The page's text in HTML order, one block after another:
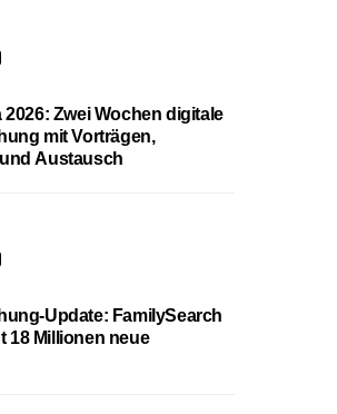
2026: Zwei Wochen digitale
mit Vorträgen,
Austausch
Update: FamilySearch
18 Millionen neue